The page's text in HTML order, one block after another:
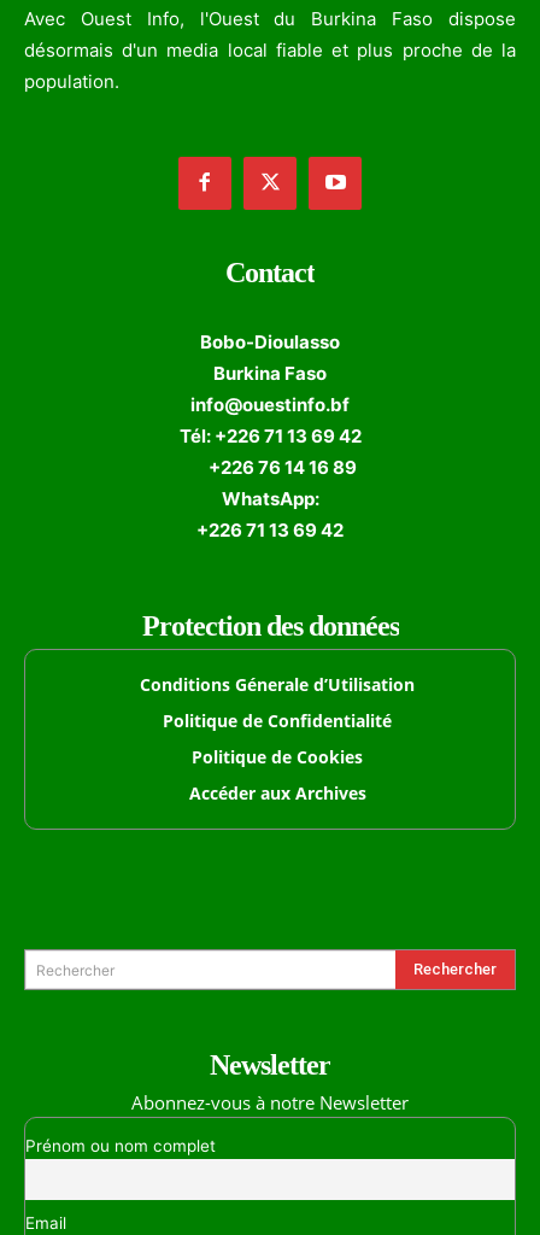
Avec Ouest Info, l'Ouest du Burkina Faso dispose
désormais d'un media local fiable et plus proche de la
population.
Contact
Bobo-Dioulasso
Burkina Faso
info@ouestinfo.bf
Tél: +226 71 13 69 42
+226 76 14 16 89
WhatsApp:
+226 71 13 69 42
Protection des données
Conditions Génerale d’Utilisation
Politique de Confidentialité
Politique de Cookies
Accéder aux Archives
Rechercher Rechercher
Newsletter
Abonnez-vous à notre Newsletter
Prénom ou nom complet
Email